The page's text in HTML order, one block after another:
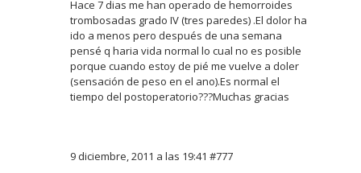
Hace 7 dias me han operado de hemorroides
trombosadas grado IV (tres paredes) .El dolor ha
ido a menos pero después de una semana
pensé q haria vida normal lo cual no es posible
porque cuando estoy de pié me vuelve a doler
(sensación de peso en el ano).Es normal el
tiempo del postoperatorio???Muchas gracias
9 diciembre, 2011 a las 19:41 #777